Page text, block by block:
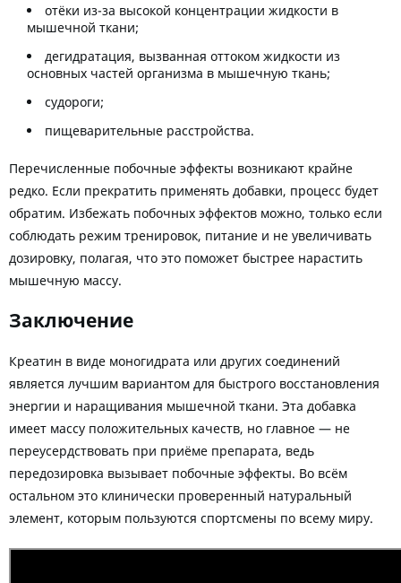
отёки из-за высокой концентрации жидкости в
мышечной ткани;
дегидратация, вызванная оттоком жидкости из
основных частей организма в мышечную ткань;
судороги;
пищеварительные расстройства.
Перечисленные побочные эффекты возникают крайне
редко. Если прекратить применять добавки, процесс будет
обратим. Избежать побочных эффектов можно, только если
соблюдать режим тренировок, питание и не увеличивать
дозировку, полагая, что это поможет быстрее нарастить
мышечную массу.
Заключение
Креатин в виде моногидрата или других соединений
является лучшим вариантом для быстрого восстановления
энергии и наращивания мышечной ткани. Эта добавка
имеет массу положительных качеств, но главное — не
переусердствовать при приёме препарата, ведь
передозировка вызывает побочные эффекты. Во всём
остальном это клинически проверенный натуральный
элемент, которым пользуются спортсмены по всему миру.